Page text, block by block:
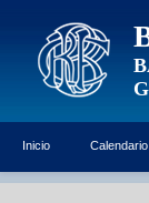
Inicio